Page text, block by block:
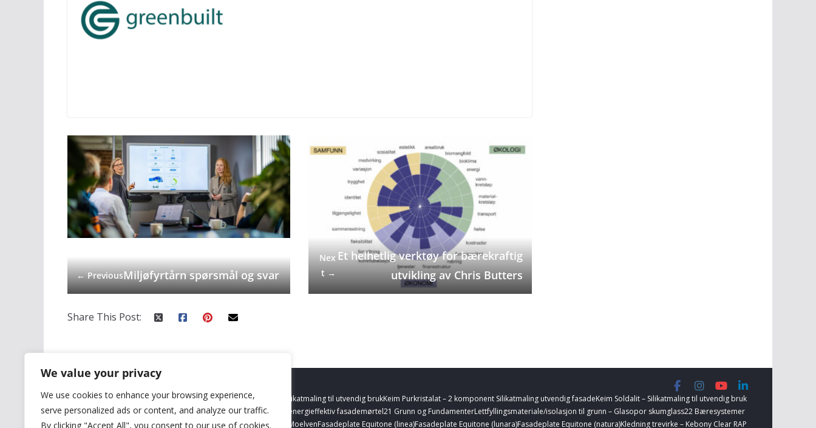
We value your privacy
We use cookies to enhance your browsing experience,
serve personalized ads or content, and analyze our traffic.
By clicking "Accept All", you consent to our use of cookies.
← PreviousMiljøfyrtårn spørsmål og svar
Nex
t →
Et helhetlig verktøy for bærekraftig
utvikling av Chris Butters
Share This Post:
ByggevarerMaling, mørtel, lakk, lim, fugemasseKeim Granital – Silikatmaling til utvendig brukKeim Purkristalat – 2 komponent Silikatmaling utvendig fasadeKeim Soldalit – Silikatmaling til utvendig bruk
Korkbasert farget toppstrøk – Diathonite Cork-RenderIsokalk – energieffektiv fasademørtel21 Grunn og FundamenterLettfyllingsmateriale/isolasjon til grunn – Glasopor skumglass22 Bæresystemer
23 YtterveggKledning Malm100 – MoelvenKledning – Termofuru MoelvenFasadeplate Equitone (linea)Fasadeplate Equitone (lunara)Fasadeplate Equitone (natura)Kledning trevirke – Kebony Clear RAP